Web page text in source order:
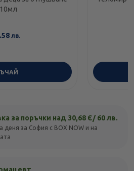
лв.
за поръчки над 30,68 Є/ 60 лв.
деня за София с BOX NOW и на